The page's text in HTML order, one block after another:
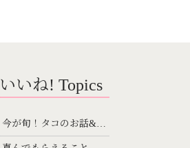
いいね! Topics
今が旬！タコのお話&…